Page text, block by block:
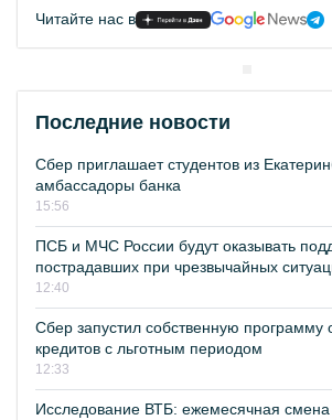
Читайте нас в
Последние новости
Сбер приглашает студентов из
амбассадоры банка
15:56
ПСБ и МЧС России будут оказывать
пострадавших при чрезвычайных
12:40
Сбер запустил собственную программу
кредитов с льготным периодом
12:33
Исследование ВТБ: ежемесячная смена